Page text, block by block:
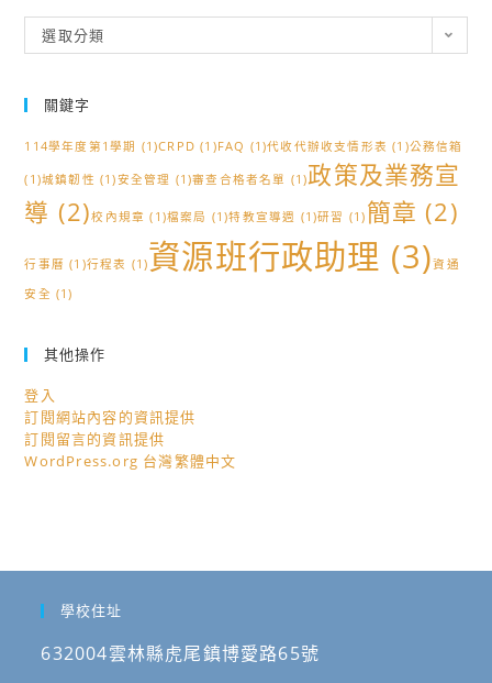
類
選取分類
關鍵字
114學年度第1學期 (1)CRPD (1)FAQ (1)代收代辦收支情形表 (1)公務信箱
(1)城鎮韌性 (1)安全管理 (1)審查合格者名單 (1)政策及業務宣
導 (2)校內規章 (1)檔案局 (1)特教宣導週 (1)研習 (1) 簡章 (2)
行事曆 (1)行程表 (1)資源班行政助理 (3)資通
安全 (1)
其他操作
登入
訂閱網站內容的資訊提供
訂閱留言的資訊提供
WordPress.org 台灣繁體中文
學校住址
632004雲林縣虎尾鎮博愛路65號